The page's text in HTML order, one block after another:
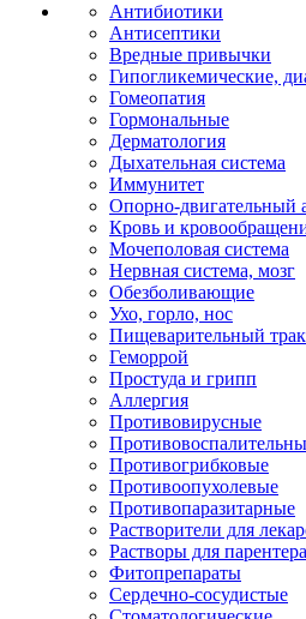
Антибиотики
Антисептики
Вредные привычки
Гипогликемические,
Гомеопатия
Гормональные
Дерматология
Дыхательная система
Иммунитет
Опорно-двигательный
Кровь и
Мочеполовая система
Нервная система, мозг
Обезболивающие
Ухо, горло, нос
Пищеварительный
Геморрой
Простуда и грипп
Аллергия
Противовирусные
Противогрибковые
Противоопухолевые
Противопаразитарные
Растворители для
Растворы для
Фитопрепараты
Сердечно-сосудистые